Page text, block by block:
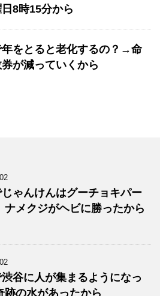
8時15分から
年をとると老化するの？→命
が減っていくから
ゃんけんはグーチョキパー
ナメクジがヘビに勝ったから
谷に人が集まるようになっ
跡の水があったから